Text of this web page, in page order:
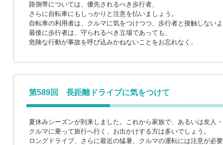
路側帯については、優先されるべき歩行者、
さらに自転車にもしっかりと注意を払いましょう。
自転車の利用者は、クルマに気をつけつつ、歩行者と接触しない
最後に歩行者は、守られるべき立場であっても、
危険な行動が事故を呼び込みかねないことをお忘れなく。
第589回 長距離ドライブに気をつけて
夏休みシーズンが到来しました。これから家族で、あるいは友人
クルマに乗って旅行へ行く、お出かけする方は多いでしょう。
ロングドライブ、さらに最近の猛暑、クルマの運転には注意が必